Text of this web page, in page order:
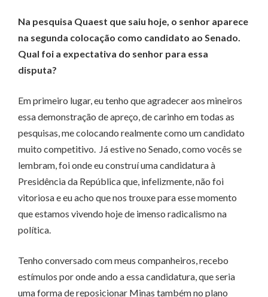
Na pesquisa Quaest que saiu hoje, o senhor aparece
na segunda colocação como candidato ao Senado.
Qual foi a expectativa do senhor para essa
disputa?
Em primeiro lugar, eu tenho que agradecer aos mineiros
essa demonstração de apreço, de carinho em todas as
pesquisas, me colocando realmente como um candidato
muito competitivo. Já estive no Senado, como vocês se
lembram, foi onde eu construí uma candidatura à
Presidência da República que, infelizmente, não foi
vitoriosa e eu acho que nos trouxe para esse momento
que estamos vivendo hoje de imenso radicalismo na
política.
Tenho conversado com meus companheiros, recebo
estímulos por onde ando a essa candidatura, que seria
uma forma de reposicionar Minas também no plano